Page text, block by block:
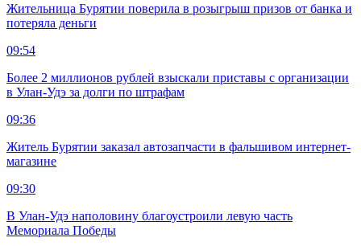
Жительница Бурятии поверила в розыгрыш призов от банка и
потеряла деньги
09:54
Более 2 миллионов рублей взыскали приставы с организации
в Улан-Удэ за долги по штрафам
09:36
Житель Бурятии заказал автозапчасти в фальшивом интернет-
магазине
09:30
В Улан-Удэ наполовину благоустроили левую часть
Мемориала Победы